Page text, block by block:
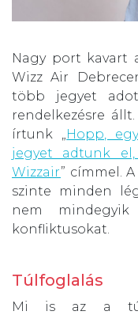
Nagy port kavart
Wizz Air
több jegyet
rendelkezésre
írtunk „ Hopp,
jegyet adtunk
Wizzair” címmel.
szinte minden
nem
konfliktusokat.
Túlfoglalás
Mi is az a